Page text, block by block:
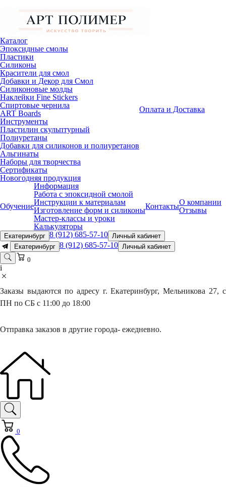
Каталог
Эпоксидные смолы
Пластики
Силиконы
Красители для смол
Добавки и Декор для Смол
Силиконовые молды
Наклейки Fine Stickers
Спиртовые чернила
ART Boards
Инструменты
Пластилин скульптурный
Полиуретаны
Добавки для силиконов и полиуретанов
Альгинаты
Наборы для творчества
Сертификаты
Новогодняя продукция
Оплата и Доставка
Обучение
Информация
Работа с эпоксидной смолой
Инструкции к материалам
Изготовление форм и силиконы
Мастер-классы и уроки
Калькуляторы
КонтактыО компании
Отзывы
Екатеринбург 8 (912) 685-57-10 Личный кабинет
Екатеринбург 8 (912) 685-57-10 Личный кабинет
0
i
Заказы выдаются по адресу г. Екатеринбург, Мельникова 27, с
ПН по СБ с 11:00 до 18:00
Отправка заказов в другие города- ежедневно.
0